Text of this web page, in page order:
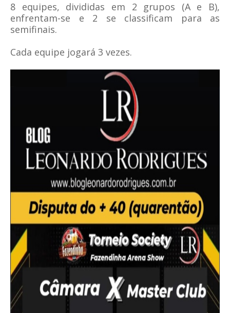
8 equipes, divididas em 2 grupos (A e B),
enfrentam-se e 2 se classificam para as
semifinais.
Cada equipe jogará 3 vezes.